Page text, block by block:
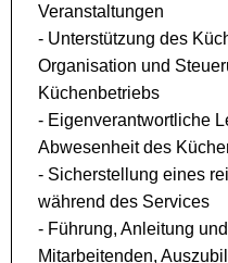
Veranstaltungen
- Unterstützung des
Organisation und
Küchenbetriebs
- Eigenverantwortliche
Abwesenheit des
- Sicherstellung eines
während des Services
- Führung, Anleitung
Mitarbeitenden,